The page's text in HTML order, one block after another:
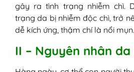
gây ra tình trạng nhiễm chì.
trạng da bị nhiễm độc chì, trở
dễ kích ứng, thậm chí là nổi mụn.
II – Nguyên nhân